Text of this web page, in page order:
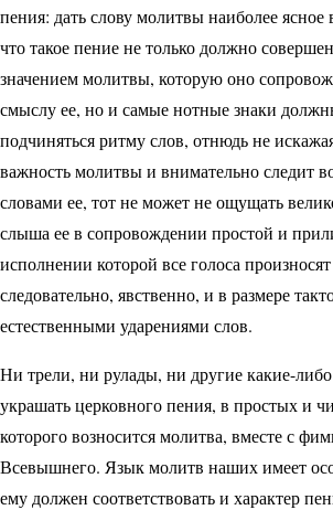
пения: дать слову молитвы наиболее
что такое пение не только должно
значением молитвы, которую оно
смыслу ее, но и самые нотные знаки
подчиняться ритму слов, отнюдь не
важность молитвы и внимательно следит
словами ее, тот не может не ощущать
слыша ее в сопровождении простой и
исполнении которой все голоса
следовательно, явственно, и в размере
естественными ударениями слов.
Ни трели, ни рулады, ни другие какие-
украшать церковного пения, в простых и
которого возносится молитва, вместе с
Всевышнего. Язык молитв наших имеет
ему должен соответствовать и характер